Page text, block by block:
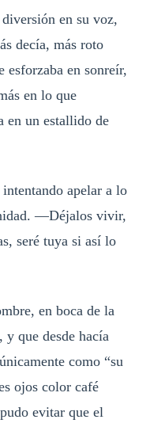
en su voz,
decía, más roto
esforzaba en sonreír,
en lo que
en un estallido de
apelar a lo
—Déjalos vivir,
seré tuya si así lo
en boca de la
y que desde hacía
como “su
ojos color café
evitar que el